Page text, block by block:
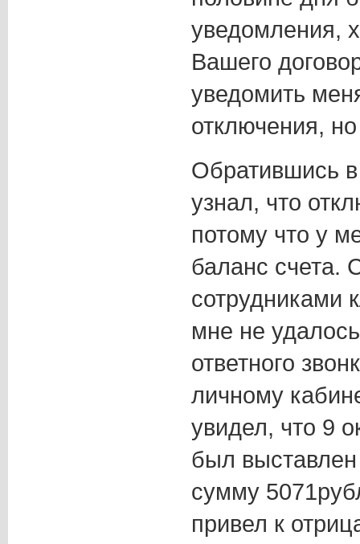
уведомления,
Вашего
уведомить
отключения,
Обратившись
узнал, что
потому что у
баланс счета.
сотрудниками
мне не
ответного
личному
увидел, что 9
был
сумму
привел к